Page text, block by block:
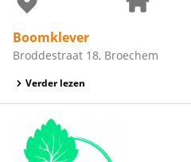
Boomklever
Broddestraat 18, Broechem
Verder lezen